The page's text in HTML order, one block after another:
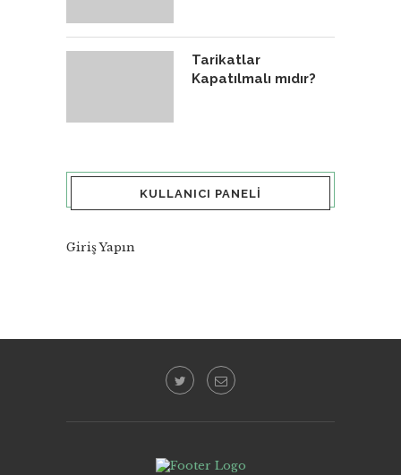
Tarikatlar
Kapatılmalı mıdır?
KULLANICI PANELI
Giriş Yapın